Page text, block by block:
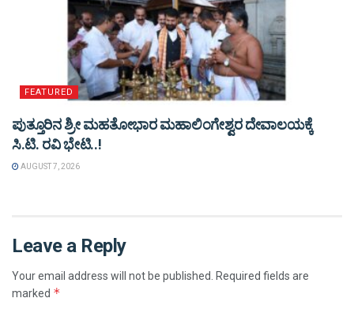
FEATURED
ಪುತ್ತೂರಿನ ಶ್ರೀ ಮಹತೋಭಾರ ಮಹಾಲಿಂಗೇಶ್ವರ ದೇವಾಲಯಕ್ಕೆ
ಸಿ.ಟಿ. ರವಿ ಭೇಟಿ..!
AUGUST 7, 2026
Leave a Reply
Your email address will not be published. Required fields are
marked *